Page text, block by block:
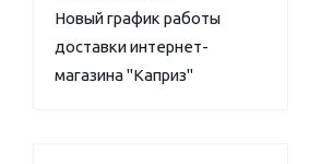
Новый график работы
доставки интернет-
магазина "Каприз"